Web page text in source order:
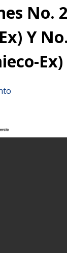
No.
Y
Ex)